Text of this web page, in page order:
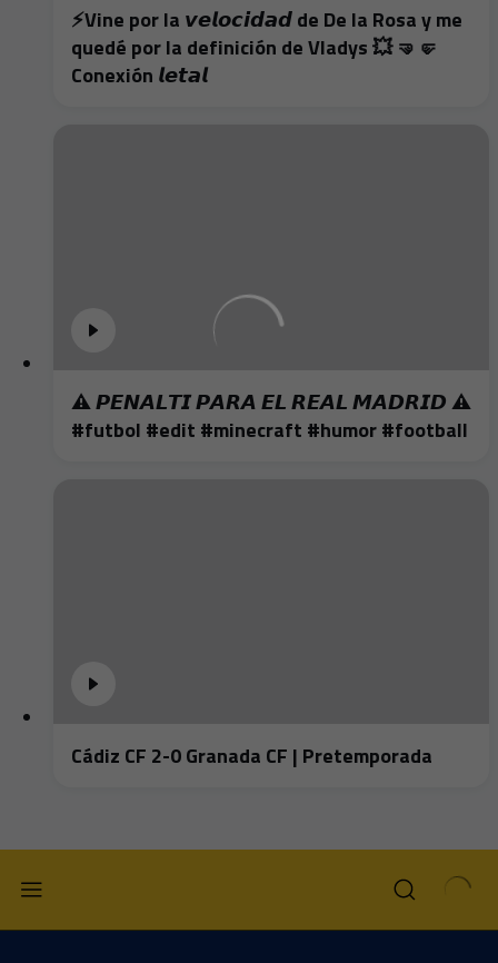
⚡️Vine por la 𝙫𝙚𝙡𝙤𝙘𝙞𝙙𝙖𝙙 de De la Rosa y me
quedé por la definición de Vladys 💥 🤜🤛
Conexión 𝙡𝙚𝙩𝙖𝙡
⚠️ 𝙋𝙀𝙉𝘼𝙇𝙏𝙄 𝙋𝘼𝙍𝘼 𝙀𝙇 𝙍𝙀𝘼𝙇 𝙈𝘼𝘿𝙍𝙄𝘿 ⚠️
#futbol #edit #minecraft #humor #football
Cádiz CF 2-0 Granada CF | Pretemporada